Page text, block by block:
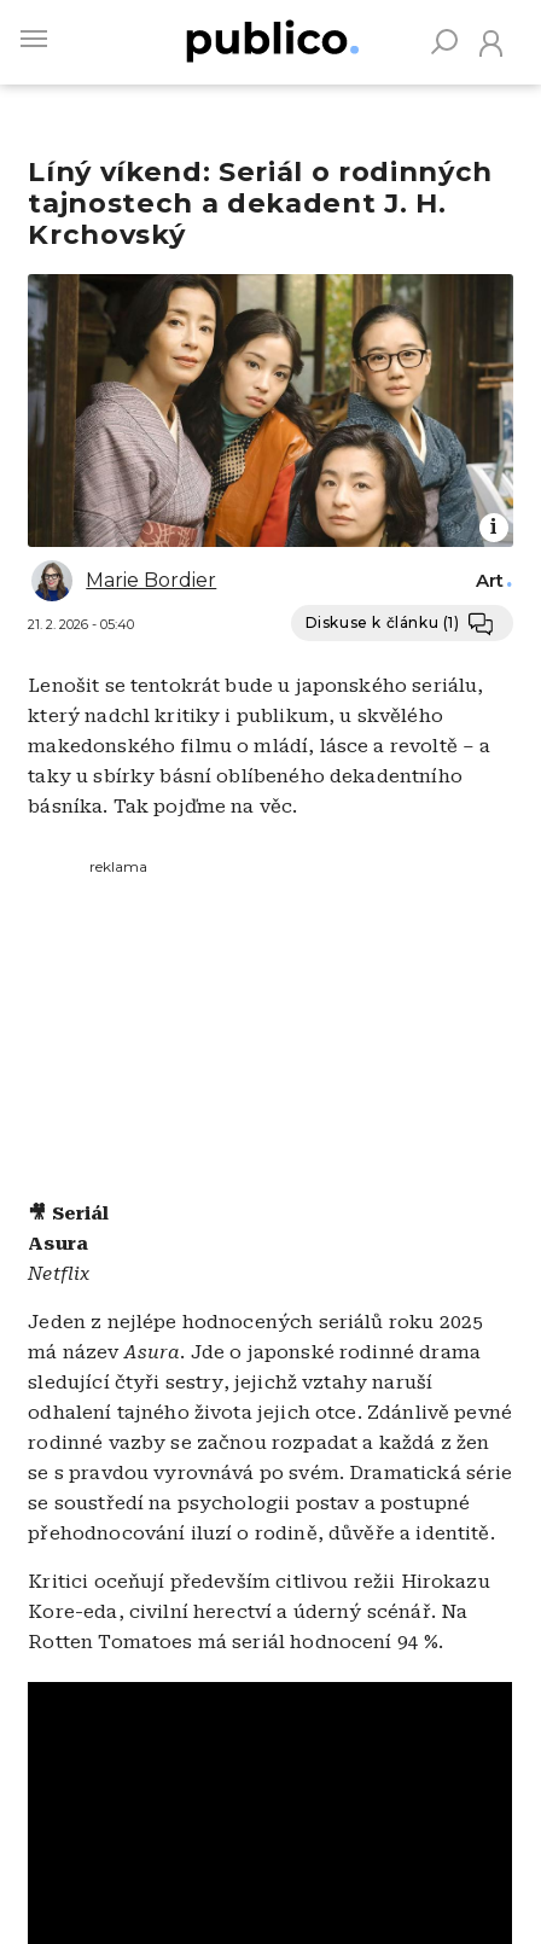
main
Líný víkend: Seriál o rodinných
tajnostech a dekadent J. H.
Krchovský
Obrázek
Marie Bordier
21. 2. 2026 - 05:40
Art
Diskuse k článku (1)
Lenošit se tentokrát bude u japonského seriálu,
který nadchl kritiky i publikum, u skvělého
makedonského filmu o mládí, lásce a revoltě – a
taky u sbírky básní oblíbeného dekadentního
básníka. Tak pojďme na věc.
reklama
🎥 Seriál
Asura
Netflix
Jeden z nejlépe hodnocených seriálů roku 2025
má názevAsura. Jde o japonské rodinné drama
sledující čtyři sestry, jejichž vztahy naruší
odhalení tajného života jejich otce. Zdánlivě pevné
rodinné vazby se začnou rozpadat a každá z žen
se s pravdou vyrovnává po svém. Dramatická série
se soustředí na psychologii postav a postupné
přehodnocování iluzí o rodině, důvěře a identitě.
Kritici oceňují především citlivou režii Hirokazu
Kore-eda, civilní herectví a úderný scénář. Na
Rotten Tomatoes má seriál hodnocení 94 %.
Vyhledávejte na Publiku